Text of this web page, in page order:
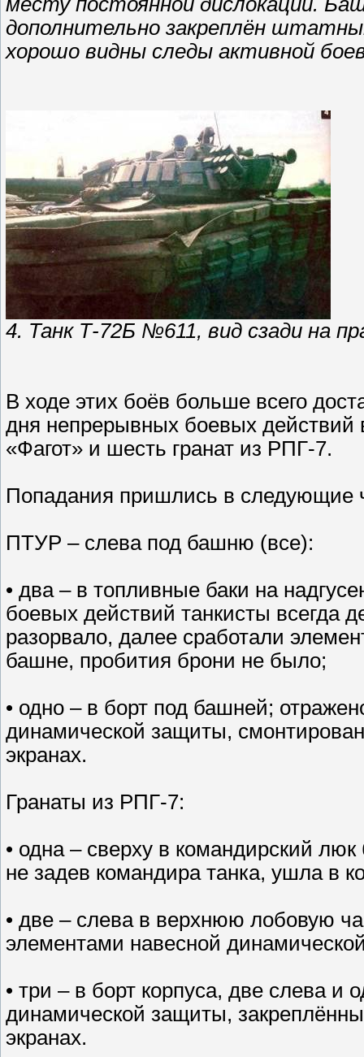
дополнительно закреплён
хорошо видны следы активной
4. Танк Т-72Б №611, вид сзади на
В ходе этих боёв больше всего
дня непрерывных боевых
«Фагот» и шесть гранат из РПГ-7.
Попадания пришлись в следующие
ПТУР – слева под башню (все):
• два – в топливные баки на
боевых действий танкисты всегда
разорвало, далее сработали
башне, пробития брони не было;
• одно – в борт под башней;
динамической защиты,
экранах.
Гранаты из РПГ-7:
• одна – сверху в командирский
не задев командира танка, ушла в
• две – слева в верхнюю лобовую
элементами навесной
• три – в борт корпуса, две слева
динамической защиты,
экранах.